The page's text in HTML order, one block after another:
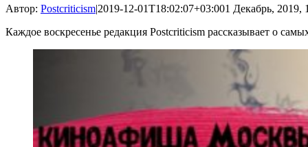
Автор: Postcriticism|2019-12-01T18:02:07+03:001 Декабрь, 2019,
Каждое воскресенье редакция Postcriticism рассказывает о